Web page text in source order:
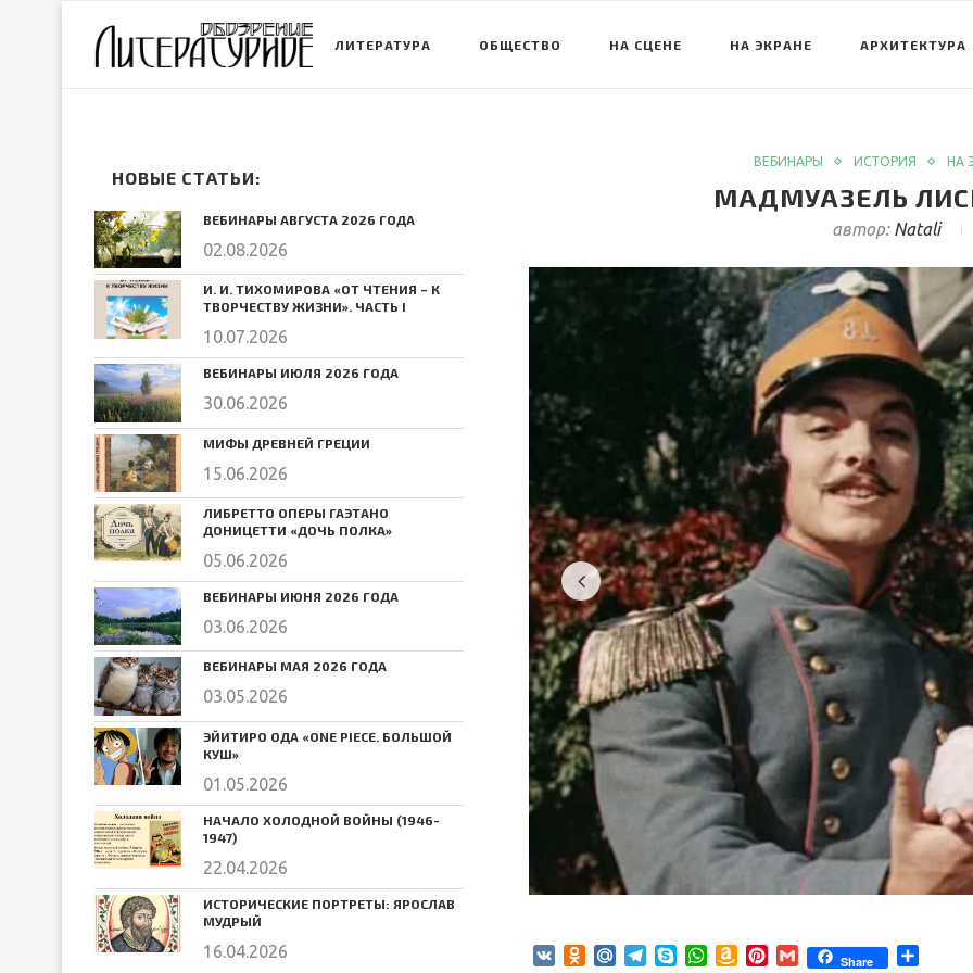
ЛИТЕРАТУРА ОБЩЕСТВО НА СЦЕНЕ НА ЭКРАНЕ АРХИТЕКТУРА
ВЕБИНАРЫ ИСТОРИЯ НА
МАДМУАЗЕЛЬ
автор: Natali
VK Odnoklassniki
Mail.RuTelegram
SkypeWhatsApp
AmazonPinterest
GmailShare
НОВЫЕ СТАТЬИ:
ВЕБИНАРЫ АВГУСТА 2026 ГОДА
02.08.2026
И. И. ТИХОМИРОВА «ОТ ЧТЕНИЯ – К
ТВОРЧЕСТВУ ЖИЗНИ». ЧАСТЬ I
10.07.2026
ВЕБИНАРЫ ИЮЛЯ 2026 ГОДА
30.06.2026
МИФЫ ДРЕВНЕЙ ГРЕЦИИ
15.06.2026
ЛИБРЕТТО ОПЕРЫ ГАЭТАНО
ДОНИЦЕТТИ «ДОЧЬ ПОЛКА»
05.06.2026
ВЕБИНАРЫ ИЮНЯ 2026 ГОДА
03.06.2026
ВЕБИНАРЫ МАЯ 2026 ГОДА
03.05.2026
ЭЙИТИРО ОДА «ONE PIECE. БОЛЬШОЙ
КУШ»
01.05.2026
НАЧАЛО ХОЛОДНОЙ ВОЙНЫ (1946-
1947)
22.04.2026
ИСТОРИЧЕСКИЕ ПОРТРЕТЫ: ЯРОСЛАВ
МУДРЫЙ
16.04.2026